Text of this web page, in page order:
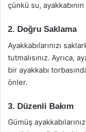
çünkü su,
2. Doğru Saklama
Ayakkabılarınızı
tutmalısınız. Ayrıca,
bir ayakkabı
önler.
3. Düzenli Bakım
Gümüş